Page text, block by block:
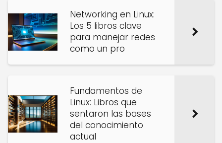
Networking en Linux:
Los 5 libros clave
para manejar redes
como un pro
Fundamentos de
Linux: Libros que
sentaron las bases
del conocimiento
actual